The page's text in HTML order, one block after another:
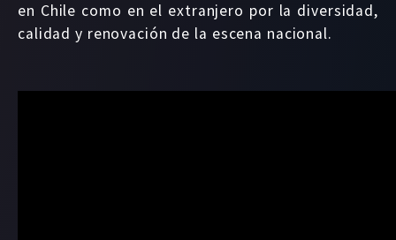
en Chile como en el extranjero por la diversidad,
calidad y renovación de la escena nacional.